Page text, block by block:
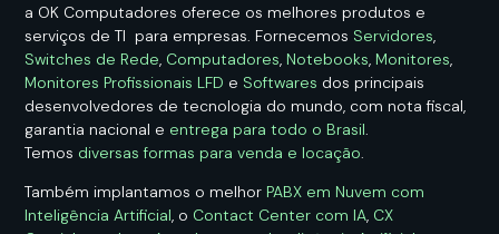
a OK Computadores oferece os melhores produtos e
serviços de TI para empresas. Fornecemos Servidores
Switches de Rede Computadores Notebooks Monitores
Monitores Profissionais LFD e Softwares dos principais
desenvolvedores de tecnologia do mundo, com nota fiscal,
garantia nacional e entrega para todo o Brasil
Temos diversas formas para venda e locação
Também implantamos o melhor PABX em Nuvem com
Inteligência Artificial, o Contact Center com IA, CX